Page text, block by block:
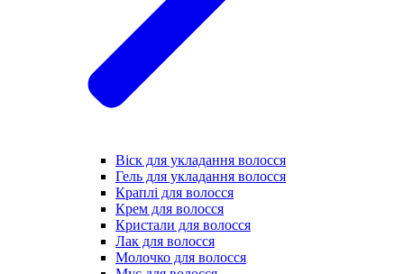
Віск для укладання волосся
Гель для укладання волосся
Краплі для волосся
Крем для волосся
Кристали для волосся
Лак для волосся
Молочко для волосся